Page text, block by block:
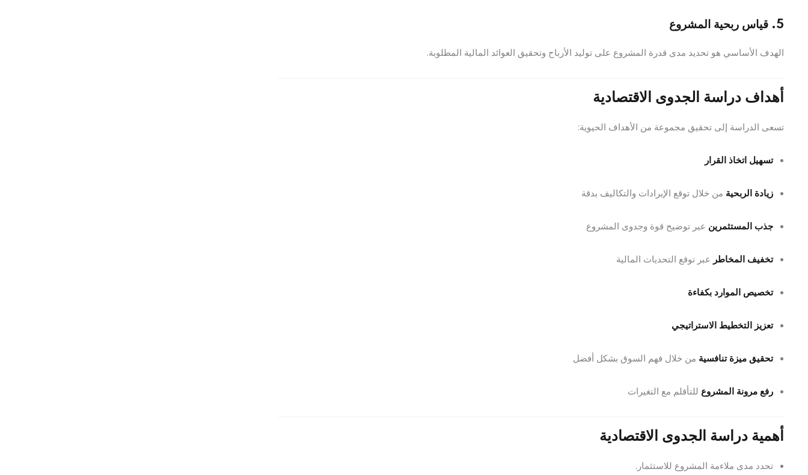
5. قياس ربحية المشروع
الهدف الأساسي هو تحديد مدى قدرة المشروع على توليد الأرباح وتحقيق العوائد المالية المطلوبة.
أهداف دراسة الجدوى الاقتصادية
تسعى الدراسة إلى تحقيق مجموعة من الأهداف الحيوية:
تسهيل اتخاذ القرار
زيادة الربحية من خلال توقع الإيرادات والتكاليف بدقة
جذب المستثمرين عبر توضيح قوة وجدوى المشروع
تخفيف المخاطر عبر توقع التحديات المالية
تخصيص الموارد بكفاءة
تعزيز التخطيط الاستراتيجي
تحقيق ميزة تنافسية من خلال فهم السوق بشكل أفضل
رفع مرونة المشروع للتأقلم مع التغيرات
أهمية دراسة الجدوى الاقتصادية
تحدد مدى ملاءمة المشروع للاستثمار.